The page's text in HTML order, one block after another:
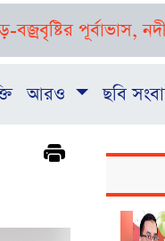
নদীবন্দরে ১
আরও ছবি